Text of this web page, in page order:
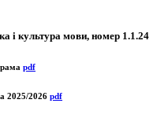
і культура мови, номер 1.1.24
pdf
2025/2026 pdf